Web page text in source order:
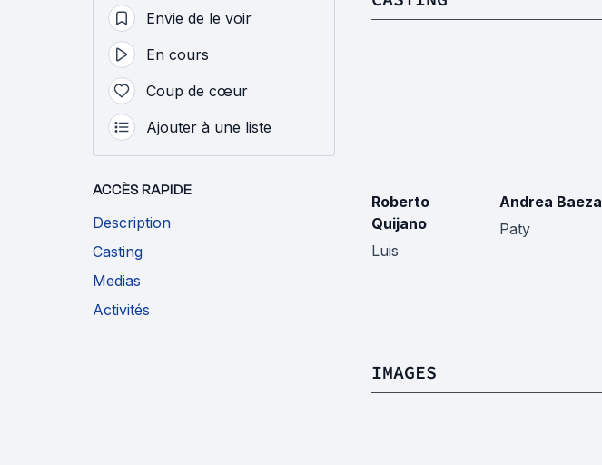
Envie de le voir
En cours
Coup de cœur
Ajouter à une liste
ACCÈS RAPIDE
Description
Casting
Medias
Activités
Roberto
Quijano
Luis
Andrea Baeza
Paty
IMAGES